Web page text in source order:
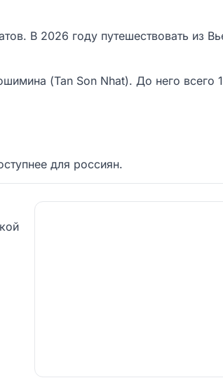
В 2026 году путешествовать из
(Tan Son Nhat). До него всего 1
для россиян.